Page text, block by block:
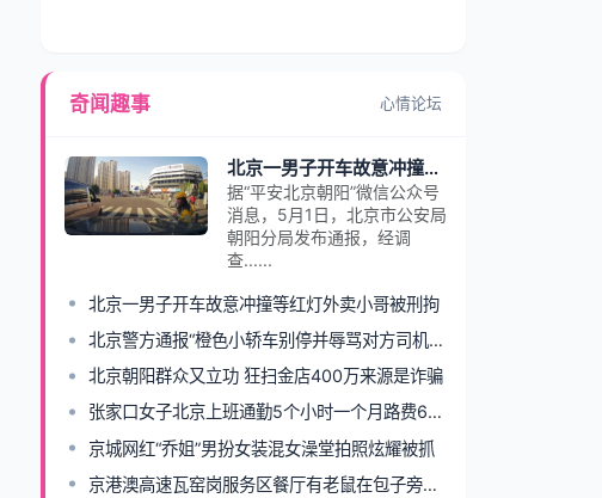
奇闻趣事 心情论坛
北京一男子开车故意冲撞等红灯外卖小哥被刑拘
据“平安北京朝阳”微信公众号
消息，5月1日，北京市公安局
朝阳分局发布通报，经调
查......
北京一男子开车故意冲撞等红灯外卖小哥被刑拘
北京警方通报“橙色小轿车别停并辱骂对方司机”：女子被行拘
北京朝阳群众又立功 狂扫金店400万来源是诈骗
张家口女子北京上班通勤5个小时一个月路费6000多元
京城网红“乔姐”男扮女装混女澡堂拍照炫耀被抓
京港澳高速瓦窑岗服务区餐厅有老鼠在包子旁理毛